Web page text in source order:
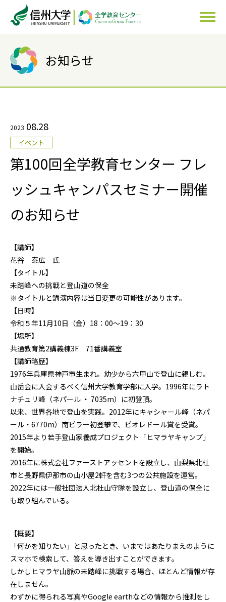
お知らせ
2023 08.28
イベント
第100回全学教育センター フレ
ッシュキャンパスセミナー開催
のお知らせ
【講師】
花谷 泰広 氏
【タイトル】
未踏峰への挑戦と登山道の保全
※タイトルと講演内容は当日変更の可能性があります。
【日時】
令和５年11月10日（金）18：00～19：30
【場所】
共通教育第2講義棟3F 71番講義室
【講師略歴】
1976年兵庫県神戸市生まれ。幼少から六甲山で登山に親しむ。
山岳会に入会するべく信州大学教育学部に入学。1996年にラト
ナチュリ峰（ネパール ・ 7035m）に初登頂。
以来、世界各地で登山を実践。2012年にキャシャール峰（ネパ
ール・6770m）南ピラー初登攀で、ピオレドール賞を受賞。
2015年より若手登山家養成プロジェクト「ヒマラヤキャンプ」
を開始。
2016年に株式会社ファーストアッセントを設立し、山梨県北杜
市と長野県伊那市の山小屋2軒を含む3つの公共施設を運営。
2022年には一般社団法人北杜山守隊を設立し、登山道の保全に
も取り組んでいる。
【概要】
「何かを知りたい」と思ったとき、いまではあたりまえのように
スマホで検索して、答えを導き出すことができます。
しかしヒマラヤ山脈の未踏峰に挑戦する場合、ほとんど情報が存
在しません。
わずかに得られる写真やGoogle earthなどの情報から推測をし